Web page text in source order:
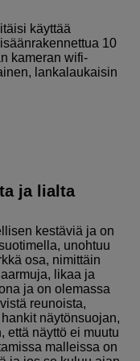
käyttää
10
kameran wifi-
lankalaukaisin
ja lialta
kestäviä ja on
unohtuu
osa, nimittäin
likaa ja
ja on olemassa
reunoista,
näytönsuojan,
että näyttö ei muutu
malleissa on